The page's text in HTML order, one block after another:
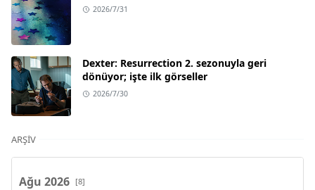
2026/7/31
Dexter: Resurrection 2. sezonuyla geri
dönüyor; işte ilk görseller
2026/7/30
ARŞIV
Ağu 2026 [8]